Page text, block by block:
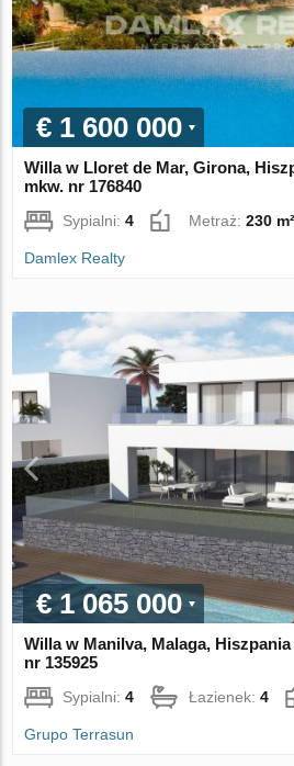
€ 1 600 000
Willa w Lloret de Mar, Girona,
mkw. nr 176840
Sypialni:4 Metraż:230 m²
Damlex Realty
€ 1 065 000
Willa w Manilva, Malaga,
nr 135925
Sypialni:4 Łazienek:4
Grupo Terrasun